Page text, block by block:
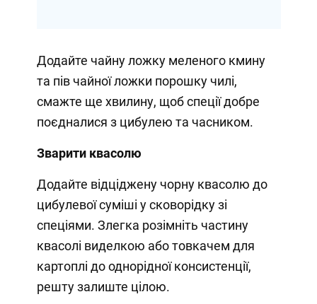
Додайте чайну ложку меленого кмину
та пів чайної ложки порошку чилі,
смажте ще хвилину, щоб спеції добре
поєдналися з цибулею та часником.
Зварити квасолю
Додайте відціджену чорну квасолю до
цибулевої суміші у сковорідку зі
спеціями. Злегка розімніть частину
квасолі виделкою або товкачем для
картоплі до однорідної консистенції,
решту залиште цілою.